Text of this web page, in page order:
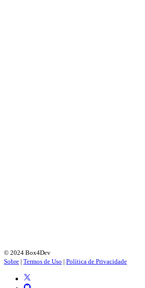
© 2024 Box4Dev
Sobre | Termos de Uso | Política de Privacidade